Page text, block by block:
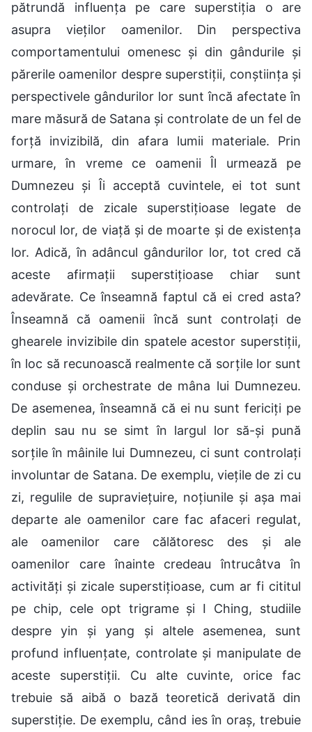
pătrundă influența pe care superstiția o are
asupra vieților oamenilor. Din perspectiva
comportamentului omenesc și din gândurile și
părerile oamenilor despre superstiții, conștiința și
perspectivele gândurilor lor sunt încă afectate în
mare măsură de Satana și controlate de un fel de
forță invizibilă, din afara lumii materiale. Prin
urmare, în vreme ce oamenii Îl urmează pe
Dumnezeu și Îi acceptă cuvintele, ei tot sunt
controlați de zicale superstițioase legate de
norocul lor, de viață și de moarte și de existența
lor. Adică, în adâncul gândurilor lor, tot cred că
aceste afirmații superstițioase chiar sunt
adevărate. Ce înseamnă faptul că ei cred asta?
Înseamnă că oamenii încă sunt controlați de
ghearele invizibile din spatele acestor superstiții,
în loc să recunoască realmente că sorțile lor sunt
conduse și orchestrate de mâna lui Dumnezeu.
De asemenea, înseamnă că ei nu sunt fericiți pe
deplin sau nu se simt în largul lor să-și pună
sorțile în mâinile lui Dumnezeu, ci sunt controlați
involuntar de Satana. De exemplu, viețile de zi cu
zi, regulile de supraviețuire, noțiunile și așa mai
departe ale oamenilor care fac afaceri regulat,
ale oamenilor care călătoresc des și ale
oamenilor care înainte credeau întrucâtva în
activități și zicale superstițioase, cum ar fi cititul
pe chip, cele opt trigrame și I Ching, studiile
despre yin și yang și altele asemenea, sunt
profund influențate, controlate și manipulate de
aceste superstiții. Cu alte cuvinte, orice fac
trebuie să aibă o bază teoretică derivată din
superstiție. De exemplu, când ies în oraș, trebuie